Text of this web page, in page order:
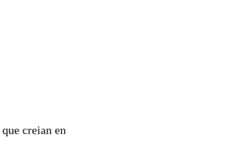
creian en